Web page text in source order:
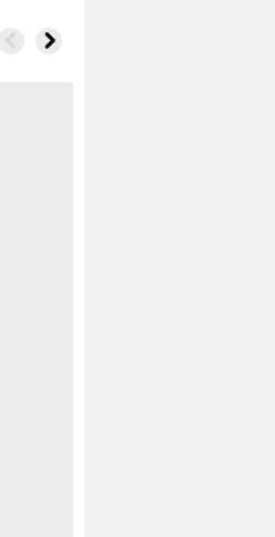
Secrets de tournage